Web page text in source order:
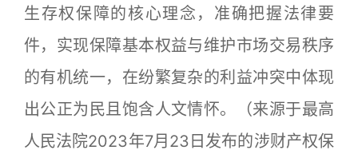
生存权保障的核心理念，准确把握法律要
件，实现保障基本权益与维护市场交易秩序
的有机统一，在纷繁复杂的利益冲突中体现
出公正为民且饱含人文情怀。（来源于最高
人民法院2023年7月23日发布的涉财产权保